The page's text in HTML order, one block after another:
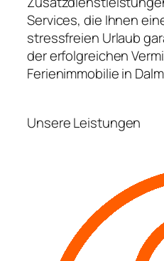
Services, die Ihnen
stressfreien Urlaub
der erfolgreichen
Ferienimmobilie in
Unsere Leistungen